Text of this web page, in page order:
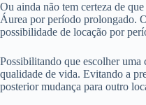
Ou ainda não tem certeza de
Áurea por período prolongado.
possibilidade de locação por
Possibilitando que escolher uma
qualidade de vida. Evitando a
posterior mudança para outro